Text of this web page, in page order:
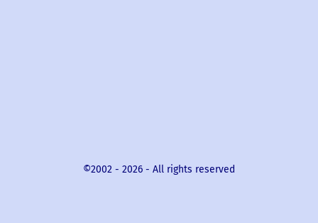
©2002 - 2026 - All rights reserved